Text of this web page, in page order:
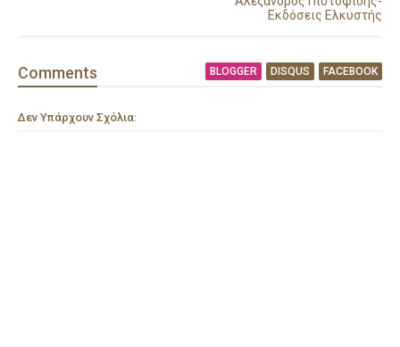
Εκδόσεις Ελκυστής
Comments BLOGGER DISQUS FACEBOOK
Δεν Υπάρχουν Σχόλια: